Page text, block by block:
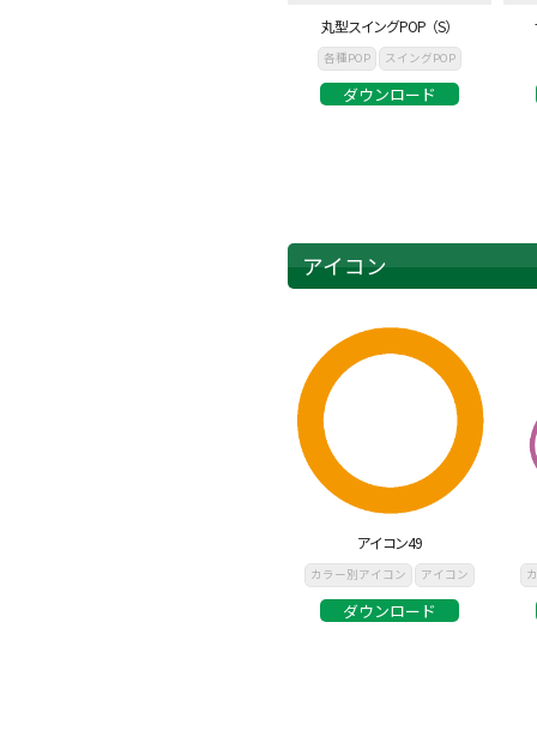
丸型スイングPOP（S）
各種POP スイングPOP
ダウンロード
アイコン
アイコン49
カラー別アイコン アイコン
ダウンロード